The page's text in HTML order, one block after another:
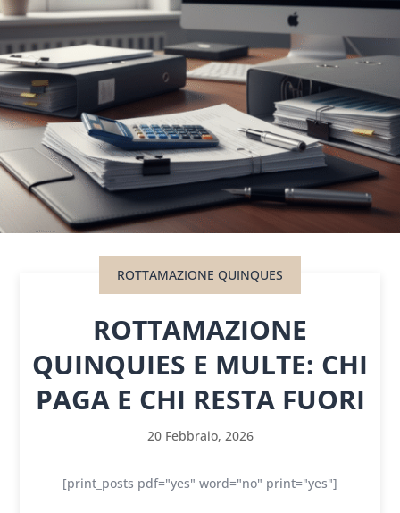
ROTTAMAZIONE QUINQUES
ROTTAMAZIONE
QUINQUIES E MULTE: CHI
PAGA E CHI RESTA FUORI
20 Febbraio, 2026
[print_posts pdf="yes" word="no" print="yes"]